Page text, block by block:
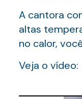
A cantora
altas
no calor,
Veja o vídeo: